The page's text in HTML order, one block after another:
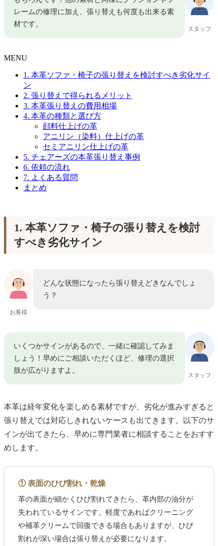
スタッフ
レームの修理に加え、張り替えも何度も出来る素
材です。
MENU
1. 本革ソファ・椅子の張り替えを検討すべき劣化サイ
ン
2. 張り替えで得られるメリット
3. 本革張り替えの費用相場
4. 本革の種類と選び方
顔料仕上げの革
アニリン（染料）仕上げの革
セミアニリン仕上げの革
5. チェアーズの本革張り替え事例
6. 依頼の流れ
7. よくある質問
まとめ
1. 本革ソファ・椅子の張り替えを検討
すべき劣化サイン
お客様
どんな状態になったら張り替えどきなんでしょ
う？
スタッフ
いくつかサインがあるので、一緒に確認してみま
しょう！早めにご相談いただくほど、修理の選択
肢が広がりますよ。
本革は経年変化を楽しめる素材ですが、劣化が進みすぎると
張り替えでは対応しきれないケースも出てきます。以下のサ
インが出てきたら、早めに専門業者に相談することをおすす
めします。
① 表面のひび割れ・乾燥
革の表面が細かくひび割れてきたら、革内部の油分が
失われているサインです。軽度であればクリーニング
や補革クリームで回復できる場合もありますが、ひび
割れが深い場合は張り替えが必要になります。